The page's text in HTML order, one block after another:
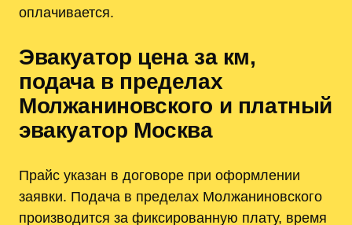
оплачивается.
Эвакуатор цена за км,
подача в пределах
Молжаниновского и платный
эвакуатор Москва
Прайс указан в договоре при оформлении
заявки. Подача в пределах Молжаниновского
производится за фиксированную плату, время